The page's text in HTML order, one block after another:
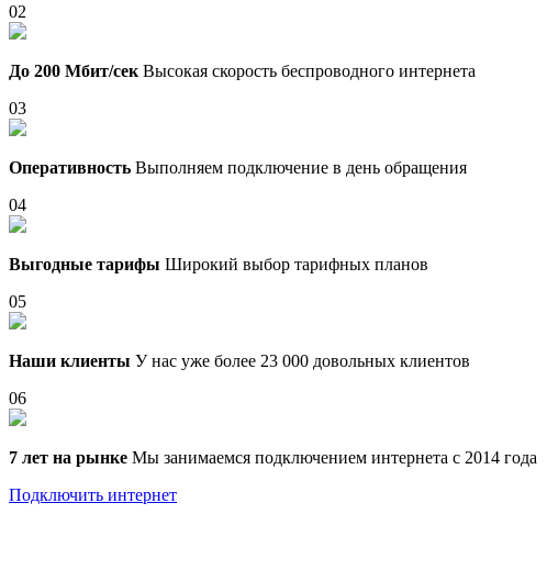
02
До 200 Мбит/сек Высокая скорость беспроводного интернета
03
Оперативность Выполняем подключение в день обращения
04
Выгодные тарифы Широкий выбор тарифных планов
05
Наши клиенты У нас уже более 23 000 довольных клиентов
06
7 лет на рынке Мы занимаемся подключением интернета с 2014 года
Подключить интернет